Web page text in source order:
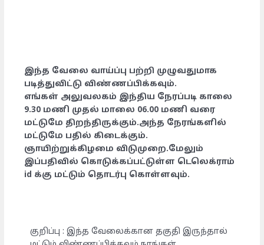
இந்த வேலை வாய்ப்பு பற்றி முழுவதுமாக
படித்துவிட்டு விண்ணப்பிக்கவும்.
எங்கள் அலுவலகம் இந்திய நேரப்படி காலை
9.30 மணி முதல் மாலை 06.00 மணி வரை
மட்டுமே திறந்திருக்கும்.அந்த நேரங்களில்
மட்டுமே பதில் கிடைக்கும்.
ஞாயிற்றுக்கிழமை விடுமுறை.மேலும்
இப்பதிவில் கொடுக்கப்பட்டுள்ள டெலெக்ராம்
id க்கு மட்டும் தொடர்பு கொள்ளவும்.
குறிப்பு : இந்த வேலைக்கான தகுதி இருந்தால்